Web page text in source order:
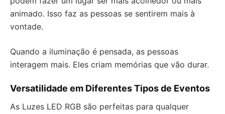
animado. Isso faz as pessoas se sentirem mais à
vontade.
Quando a iluminação é pensada, as pessoas
interagem mais. Eles criam memórias que vão durar.
Versatilidade em Diferentes Tipos de Eventos
As Luzes LED RGB são perfeitas para qualquer